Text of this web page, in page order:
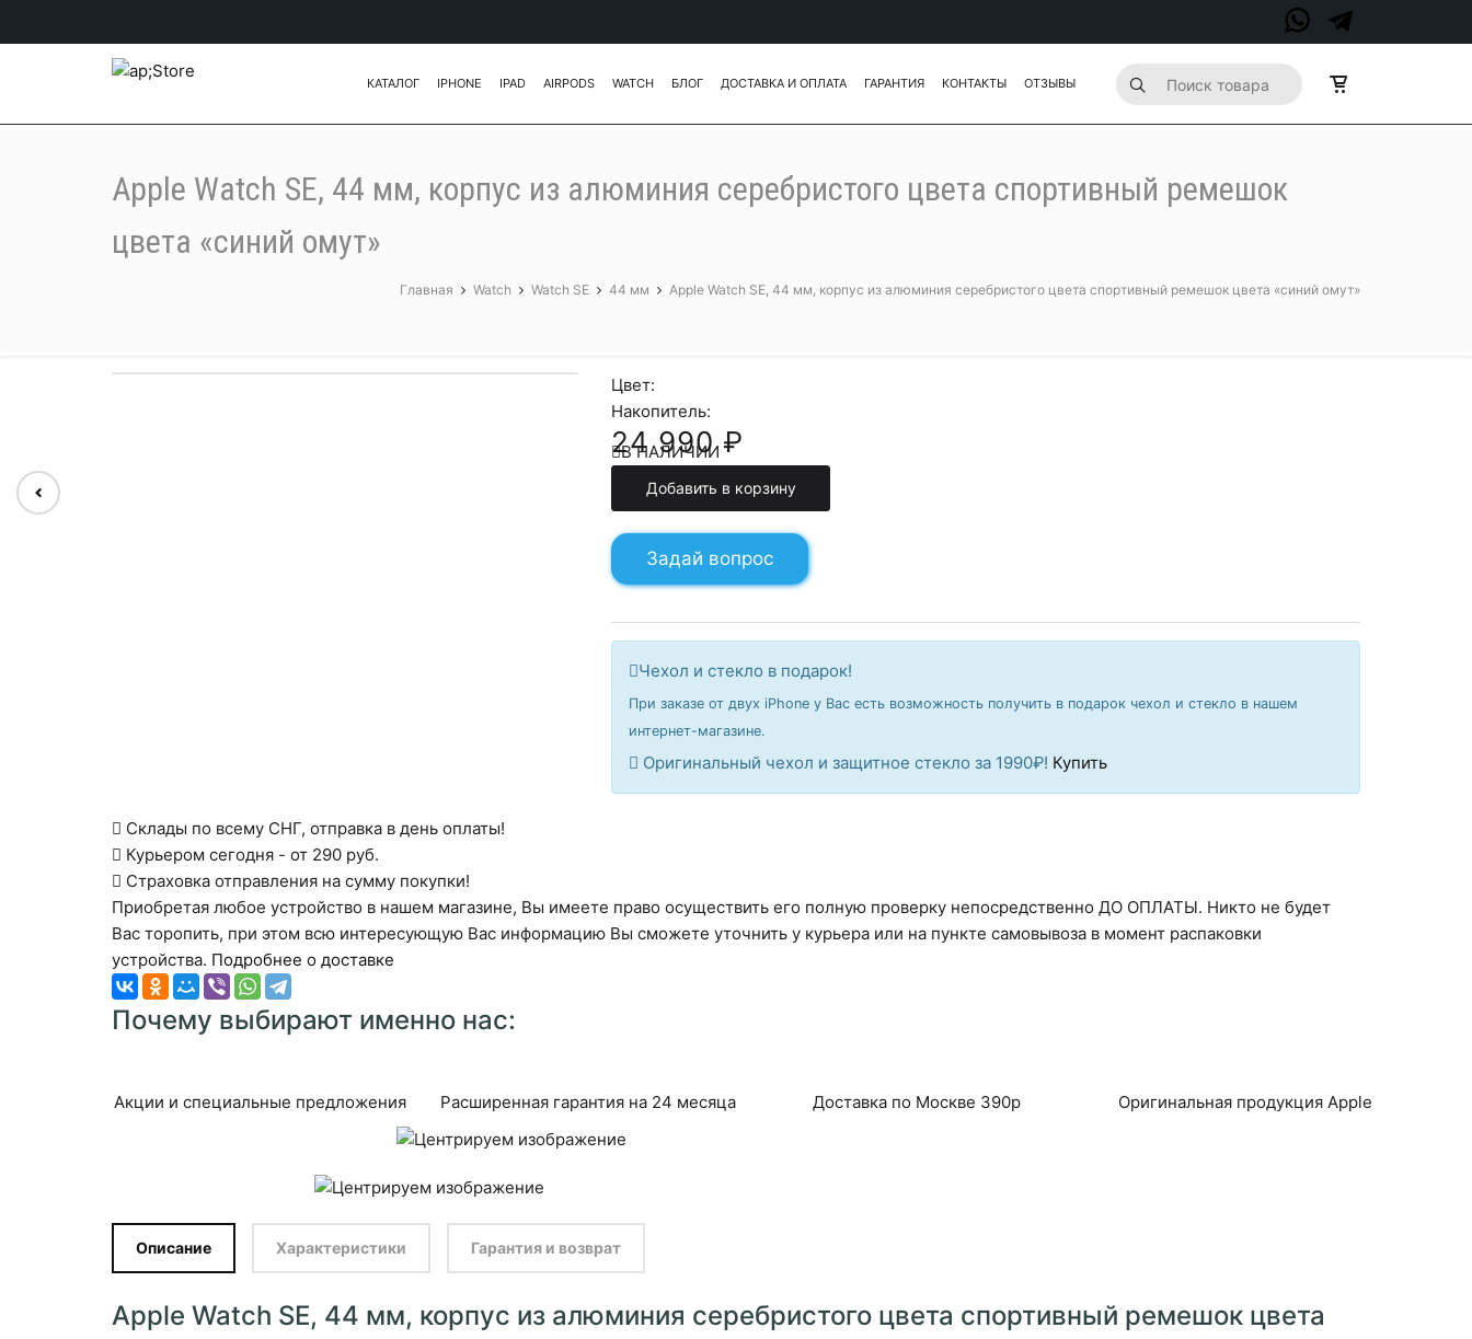
КАТАЛОГ IPHONE IPAD AIRPODS WATCH БЛОГ ДОСТАВКА И ОПЛАТА ГАРАНТИЯ КОНТАКТЫ ОТЗЫВЫ
Apple Watch SE, 44 мм, корпус из алюминия серебристого цвета спортивный ремешок
цвета «синий омут»
Главная Watch Watch SE 44 мм Apple Watch SE, 44 мм, корпус из алюминия серебристого цвета спортивный ремешок цвета «синий омут»
Цвет:
Накопитель:
24 990 ₽
В НАЛИЧИИ
Добавить в корзину
Задай вопрос
Чехол и стекло в подарок!
При заказе от двух iPhone у Вас есть возможность получить в подарок чехол и стекло в нашем
интернет-магазине.
Оригинальный чехол и защитное стекло за 1990₽! Купить
Склады по всему СНГ, отправка в день оплаты!
Курьером сегодня - от 290 руб.
Страховка отправления на сумму покупки!
Приобретая любое устройство в нашем магазине, Вы имеете право осуществить его полную проверку непосредственно ДО ОПЛАТЫ. Никто не будет
Вас торопить, при этом всю интересующую Вас информацию Вы сможете уточнить у курьера или на пункте самовывоза в момент распаковки
устройства. Подробнее о доставке
Почему выбирают именно нас:
Акции и специальные предложения Расширенная гарантия на 24 месяца Доставка по Москве 390р Оригинальная продукция Apple
Описание Характеристики Гарантия и возврат
Apple Watch SE, 44 мм, корпус из алюминия серебристого цвета спортивный ремешок цвета